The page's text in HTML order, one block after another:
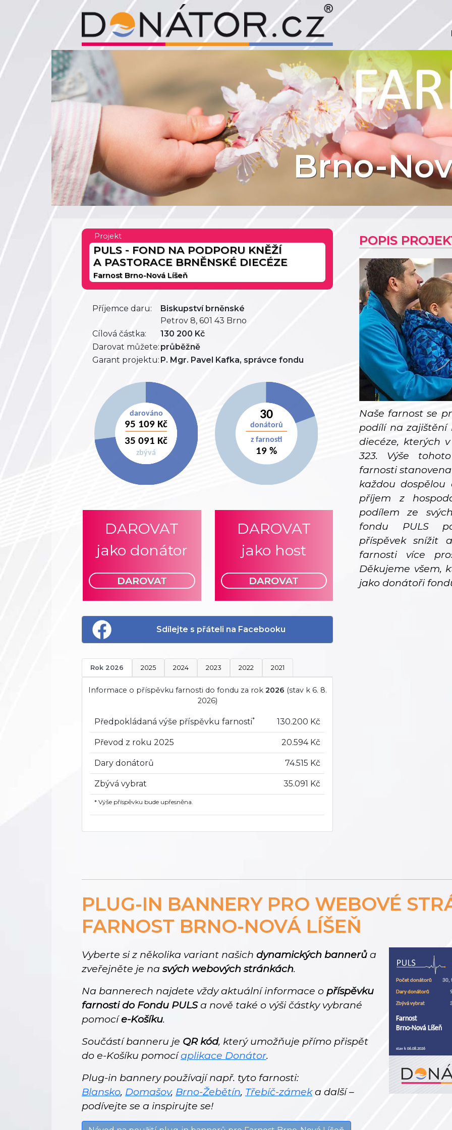
Brno-
Projekt
PULS - FOND NA PODPORU KNĚŽÍ
A PASTORACE BRNĚNSKÉ DIECÉZE
Farnost Brno-Nová Líšeň
Příjemce daru:
Biskupství brněnské
Petrov 8, 601 43 Brno
Cílová částka:
130 200 Kč
Darovat můžete: průběžně
Garant projektu: P. Mgr. Pavel Kafka, správce fondu
DAROVAT
jako donátor
DAROVAT
DAROVAT
jako host
DAROVAT
Sdílejte s přáteli na Facebooku
Rok 2026 2025 2024 2023 2022 2021
Informace o příspěvku farnosti do fondu za rok 2026 (stav k 6. 8.
2026)
Předpokládaná výše příspěvku farnosti* 130.200 Kč
Převod z roku 2025 20.594 Kč
Dary donátorů 74.515 Kč
Zbývá vybrat 35.091 Kč
* Výše příspěvku bude upřesněna.
POPIS
Naše farnost se
podílí na zajištění
diecéze, kterých
323. Výše
farnosti
každou
příjem z
podílem ze
fondu PULS
příspěvek snížit
farnosti více
Děkujeme všem,
jako donátoři
PLUG-IN BANNERY PRO WEBOVÉ
FARNOST BRNO-NOVÁ LÍŠEŇ
Vyberte si z několika variant našich dynamických bannerů a
zveřejněte je na svých webových stránkách.
Na bannerech najdete vždy aktuální informace o příspěvku
farnosti do Fondu PULSa nově také o výši částky vybrané
pomocíe-Košíku.
Součástí banneru je QR kód, který umožňuje přímo přispět
do e-Košíku pomocíaplikace Donátor.
Plug-in bannery používají např. tyto farnosti:
Blansko, Domašov, Brno-Žebětín, Třebíč-zámeka další –
podívejte se a inspirujte se!